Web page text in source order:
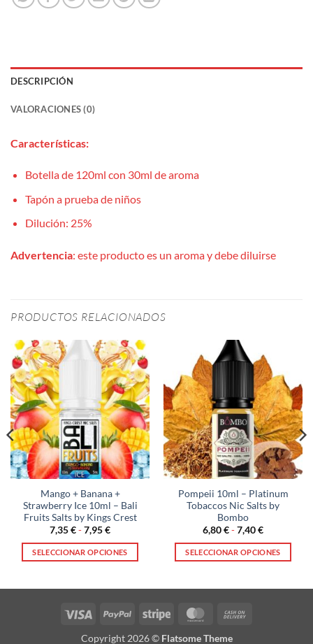
DESCRIPCIÓN
VALORACIONES (0)
Características:
Botella de 120ml con 30ml de aroma
Tapón a prueba de niños
Dilución: 25%
Advertencia: este producto es un aroma y debe diluirse
PRODUCTOS RELACIONADOS
Mango + Banana +
Strawberry Ice 10ml – Bali
Fruits Salts by Kings Crest
7,35€-7,95€Rango
precios:
desde
SELECCIONAR OPCIONES
múltiples
Las
Pompeii 10ml – Platinum
Tobaccos Nic Salts by
Bombo
6,80€-7,40€Rango
precios:
desde
SELECCIONAR OPCIONES
múltiples
Las
Visa PayPal Stripe MasterCard
Copyright 2026 © Flatsome Theme